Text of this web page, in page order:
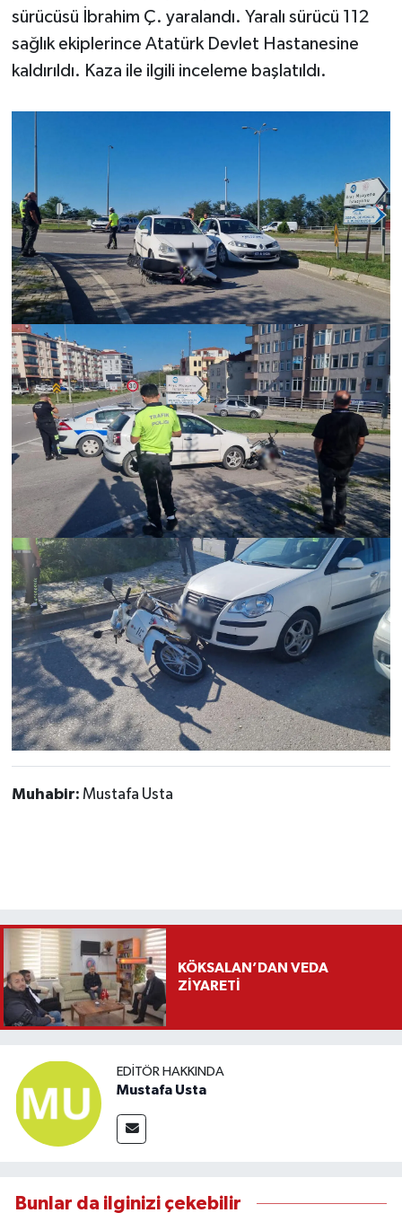
sürücüsü İbrahim Ç. yaralandı. Yaralı sürücü 112
sağlık ekiplerince Atatürk Devlet Hastanesine
kaldırıldı. Kaza ile ilgili inceleme başlatıldı.
Muhabir: Mustafa Usta
KÖKSALAN’DAN VEDA
ZİYARETİ
EDITÖR HAKKINDA
Mustafa Usta
Bunlar da ilginizi çekebilir